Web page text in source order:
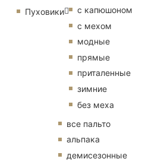
Пуховики
с капюшоном
с мехом
модные
прямые
приталенные
зимние
без меха
все пальто
альпака
демисезонные